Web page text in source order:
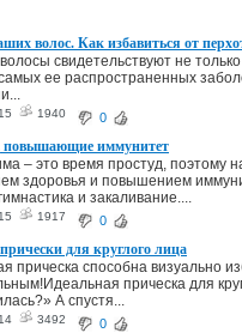
волос. Как избавиться от
свидетельствуют не
ее распространенных
1940 0
повышающие иммунитет
– это время простуд, поэтому
здоровья и повышением
и закаливание....
1917 0
для круглого лица
прическа способна визуально
прическа для
А спустя...
3492 0